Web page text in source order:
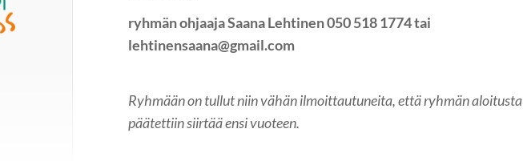
ryhmän ohjaaja Saana Lehtinen 050 518 1774 tai
lehtinensaana@gmail.com
Ryhmään on tullut niin vähän ilmoittautuneita, että ryhmän aloitusta
päätettiin siirtää ensi vuoteen.